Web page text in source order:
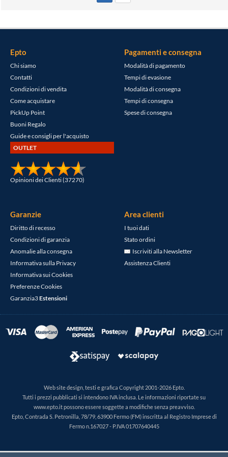
Epto
Chi siamo
Contatti
Condizioni di vendita
Come acquistare
PickUp Point
Buoni Regalo
Guide e consigli per l'acquisto
OUTLET
Opinioni dei Clienti (37270)
Pagamenti e consegna
Modalità di pagamento
Tempi di evasione
Modalità di consegna
Tempi di consegna
Spese di consegna
Garanzie
Diritto di recesso
Condizioni di garanzia
Anomalie alla consegna
Informativa sulla Privacy
Informativa sui Cookies
Preferenze Cookies
Garanzia3Estensioni
Area clienti
I tuoi dati
Stato ordini
Iscriviti alla Newsletter
Assistenza Clienti
Web site design, testi e grafica Copyright 2001-2026 Epto.
Tutti i prezzi pubblicati si intendono IVA inclusa. Le informazioni riportate su
www.epto.it possono essere soggette a modifiche senza preavviso.
Epto, Contrada S. Petronilla, 78/79, 63900 Fermo (FM) inscritta al Registro Imprese di
Fermo n.167027 - P.IVA 01707640445